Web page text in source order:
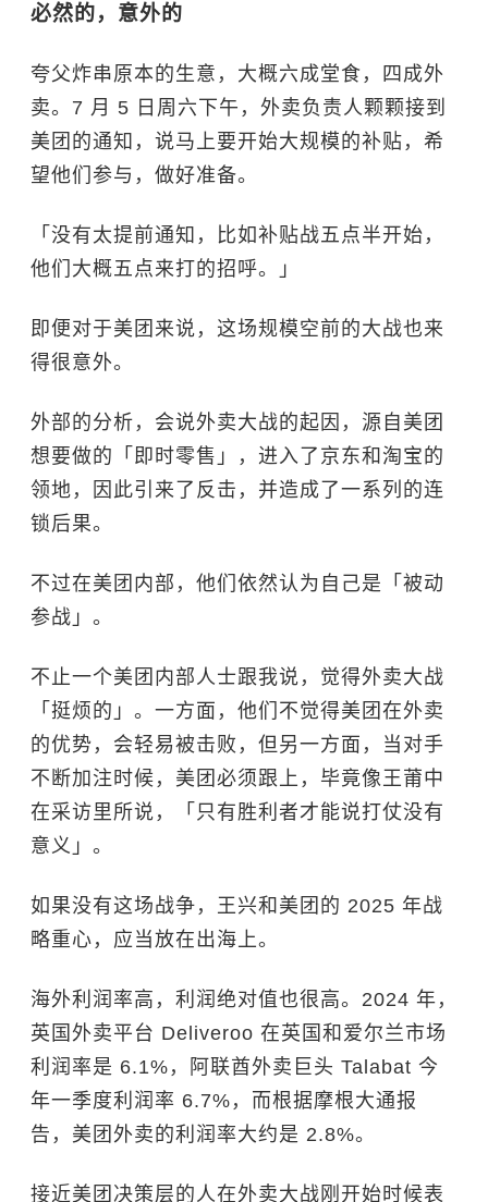
必然的，意外的
夸父炸串原本的生意，大概六成堂食，四成外
卖。7 月 5 日周六下午，外卖负责人颗颗接到
美团的通知，说马上要开始大规模的补贴，希
望他们参与，做好准备。
「没有太提前通知，比如补贴战五点半开始，
他们大概五点来打的招呼。」
即便对于美团来说，这场规模空前的大战也来
得很意外。
外部的分析，会说外卖大战的起因，源自美团
想要做的「即时零售」，进入了京东和淘宝的
领地，因此引来了反击，并造成了一系列的连
锁后果。
不过在美团内部，他们依然认为自己是「被动
参战」。
不止一个美团内部人士跟我说，觉得外卖大战
「挺烦的」。一方面，他们不觉得美团在外卖
的优势，会轻易被击败，但另一方面，当对手
不断加注时候，美团必须跟上，毕竟像王莆中
在采访里所说，「只有胜利者才能说打仗没有
意义」。
如果没有这场战争，王兴和美团的 2025 年战
略重心，应当放在出海上。
海外利润率高，利润绝对值也很高。2024 年，
英国外卖平台 Deliveroo 在英国和爱尔兰市场
利润率是 6.1%，阿联酋外卖巨头 Talabat 今
年一季度利润率 6.7%，而根据摩根大通报
告，美团外卖的利润率大约是 2.8%。
接近美团决策层的人在外卖大战刚开始时候表